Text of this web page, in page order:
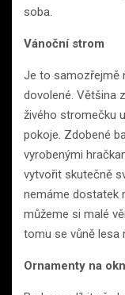
soba.
Vánoční strom
Je to samozřejmě
dovolené. Většina
živého stromečku
pokoje. Zdobené
vyrobenými
vytvořit skutečně
nemáme dostatek
můžeme si malé
tomu se vůně lesa
Ornamenty na